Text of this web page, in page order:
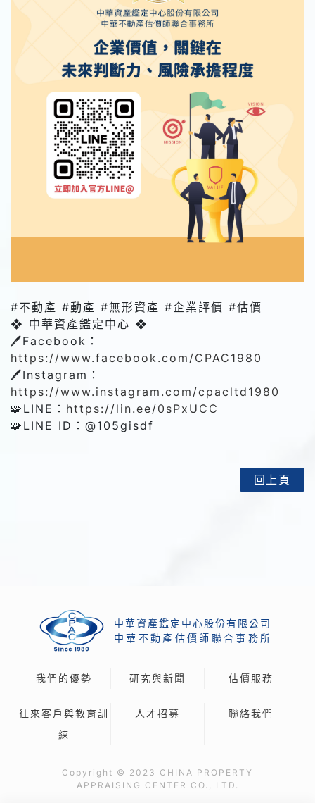
#不動產 #動產 #無形資產 #企業評價 #估價
❖ 中華資產鑑定中心 ❖
🖊️Facebook：
https://www.facebook.com/CPAC1980
🖊️Instagram：
https://www.instagram.com/cpacltd1980
🧩LINE： https://lin.ee/0sPxUCC
🧩LINE ID：@‌105gisdf
回上頁
中華資產鑑定中心股份有限公司
中 華 不動 產 估價 師 聯合事 務 所
我們的優勢 研究與新聞 估價服務
往來客戶與教育訓
練
人才招募 聯絡我們
Copyright © 2023 CHINA PROPERTY
APPRAISING CENTER CO., LTD.